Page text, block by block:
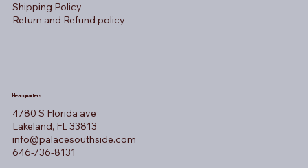
Shipping Policy
Return and Refund policy
Headquarters
4780 S Florida ave
Lakeland, FL 33813
info@palacesouthside.com
646-736-8131